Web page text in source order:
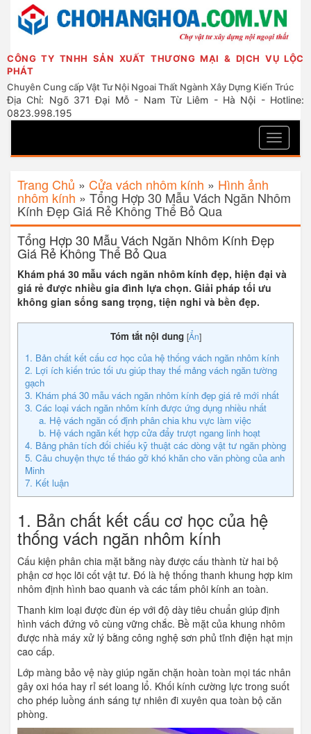
CÔNG TY TNHH SẢN XUẤT THƯƠNG MẠI & DỊCH VỤ LỘC
PHÁT
Chuyên Cung cấp Vật Tư Nội Ngoai Thất Ngành Xây Dựng Kiến Trúc
Địa Chỉ: Ngõ 371 Đại Mỗ - Nam Từ Liêm - Hà Nội - Hotline:
0823.998.195
Toggle
Trang Chủ » Cửa vách nhôm kính » Hình ảnh
nhôm kính » Tổng Hợp 30 Mẫu Vách Ngăn Nhôm
Kính Đẹp Giá Rẻ Không Thể Bỏ Qua
Tổng Hợp 30 Mẫu Vách Ngăn Nhôm Kính Đẹp
Giá Rẻ Không Thể Bỏ Qua
Khám phá 30 mẫu vách ngăn nhôm kính đẹp, hiện đại và
giá rẻ được nhiều gia đình lựa chọn. Giải pháp tối ưu
không gian sống sang trọng, tiện nghi và bền đẹp.
Tóm tắt nội dung [Ẩn]
1. Bản chất kết cấu cơ học của hệ thống vách ngăn nhôm kính
2. Lợi ích kiến trúc tối ưu giúp thay thế mảng vách ngăn tường
gạch
3. Khám phá 30 mẫu vách ngăn nhôm kính đẹp giá rẻ mới nhất
3. Các loại vách ngăn nhôm kính được ứng dụng nhiều nhất
a. Hệ vách ngăn cố định phân chia khu vực làm việc
b. Hệ vách ngăn kết hợp cửa đẩy trượt ngang linh hoạt
4. Bảng phân tích đối chiếu kỹ thuật các dòng vật tư ngăn phòng
5. Câu chuyện thực tế tháo gỡ khó khăn cho văn phòng của anh
Minh
7. Kết luận
1. Bản chất kết cấu cơ học của hệ
thống vách ngăn nhôm kính
Cấu kiện phân chia mặt bằng này được cấu thành từ hai bộ
phận cơ học lõi cốt vật tư. Đó là hệ thống thanh khung hợp kim
nhôm định hình bao quanh và các tấm phôi kính an toàn.
Thanh kim loại được đùn ép với độ dày tiêu chuẩn giúp định
hình vách đứng vô cùng vững chắc. Bề mặt của khung nhôm
được nhà máy xử lý bằng công nghệ sơn phủ tĩnh điện hạt mịn
cao cấp.
Lớp màng bảo vệ này giúp ngăn chặn hoàn toàn mọi tác nhân
gây oxi hóa hay rỉ sét loang lổ. Khối kính cường lực trong suốt
cho phép luồng ánh sáng tự nhiên đi xuyên qua toàn bộ căn
phòng.